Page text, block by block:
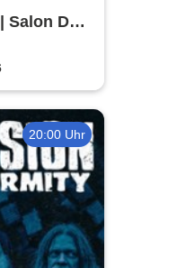
Salon De
20:00 Uhr